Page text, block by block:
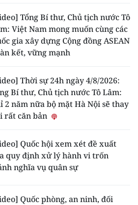
Tổng Bí thư, Chủ tịch nước Tô
Việt Nam mong muốn cùng các
gia xây dựng Cộng đồng ASEAN
kết, vững mạnh
Thời sự 24h ngày 4/8/2026:
Bí thư, Chủ tịch nước Tô Lâm:
2 năm nữa bộ mặt Hà Nội sẽ thay
rất căn bản
Quốc hội xem xét đề xuất
quy định xử lý hành vi trốn
nghĩa vụ quân sự
Quốc phòng, an ninh, đối